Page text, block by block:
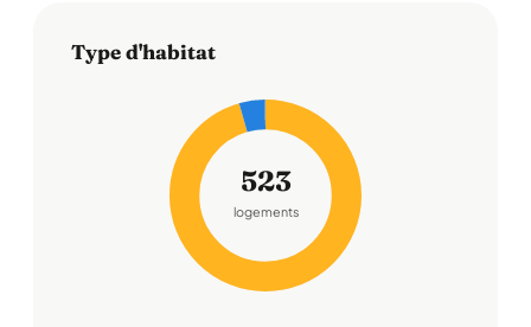
Type d'habitat
523
logements